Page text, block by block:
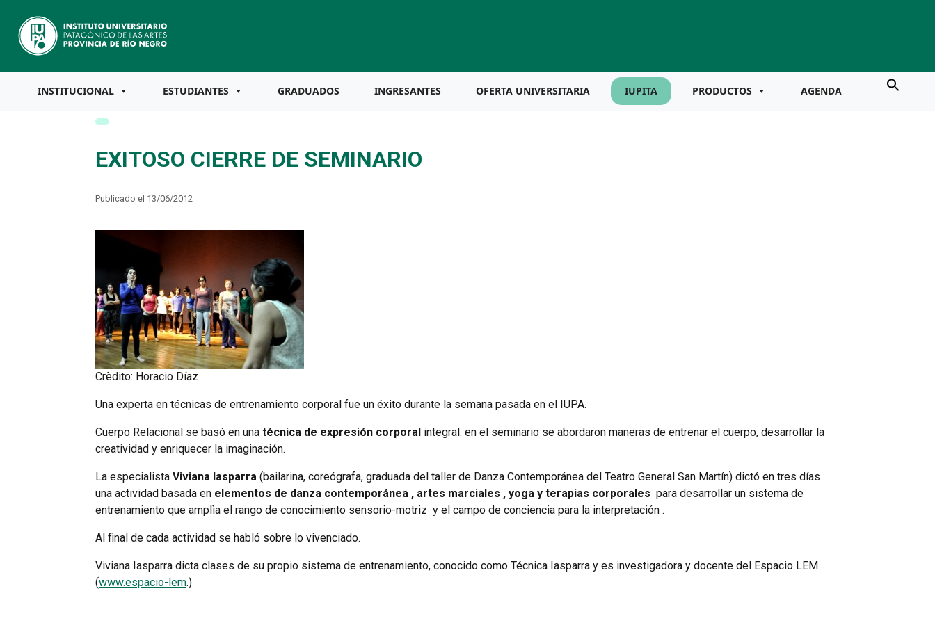
INSTITUCIONAL ESTUDIANTES GRADUADOS INGRESANTES OFERTA UNIVERSITARIA IUPITA PRODUCTOS AGENDA
EXITOSO CIERRE DE SEMINARIO
Publicado el 13/06/2012
Crèdito: Horacio Díaz
Una experta en técnicas de entrenamiento corporal fue un éxito durante la semana pasada en el IUPA.
Cuerpo Relacional se basó en una técnica de expresión corporalintegral. en el seminario se abordaron maneras de entrenar el cuerpo, desarrollar la
creatividad y enriquecer la imaginación.
La especialistaViviana Iasparra(bailarina, coreógrafa, graduada del taller de Danza Contemporánea del Teatro General San Martín) dictó en tres días
una actividad basada en elementos de danza contemporánea , artes marciales , yoga y terapias corporales para desarrollar un sistema de
entrenamiento que amplìa el rango de conocimiento sensorio-motriz y el campo de conciencia para la interpretación .
Al final de cada actividad se habló sobre lo vivenciado.
Viviana Iasparra dicta clases de su propio sistema de entrenamiento, conocido como Técnica Iasparra y es investigadora y docente del Espacio LEM
(www.espacio-lem.)